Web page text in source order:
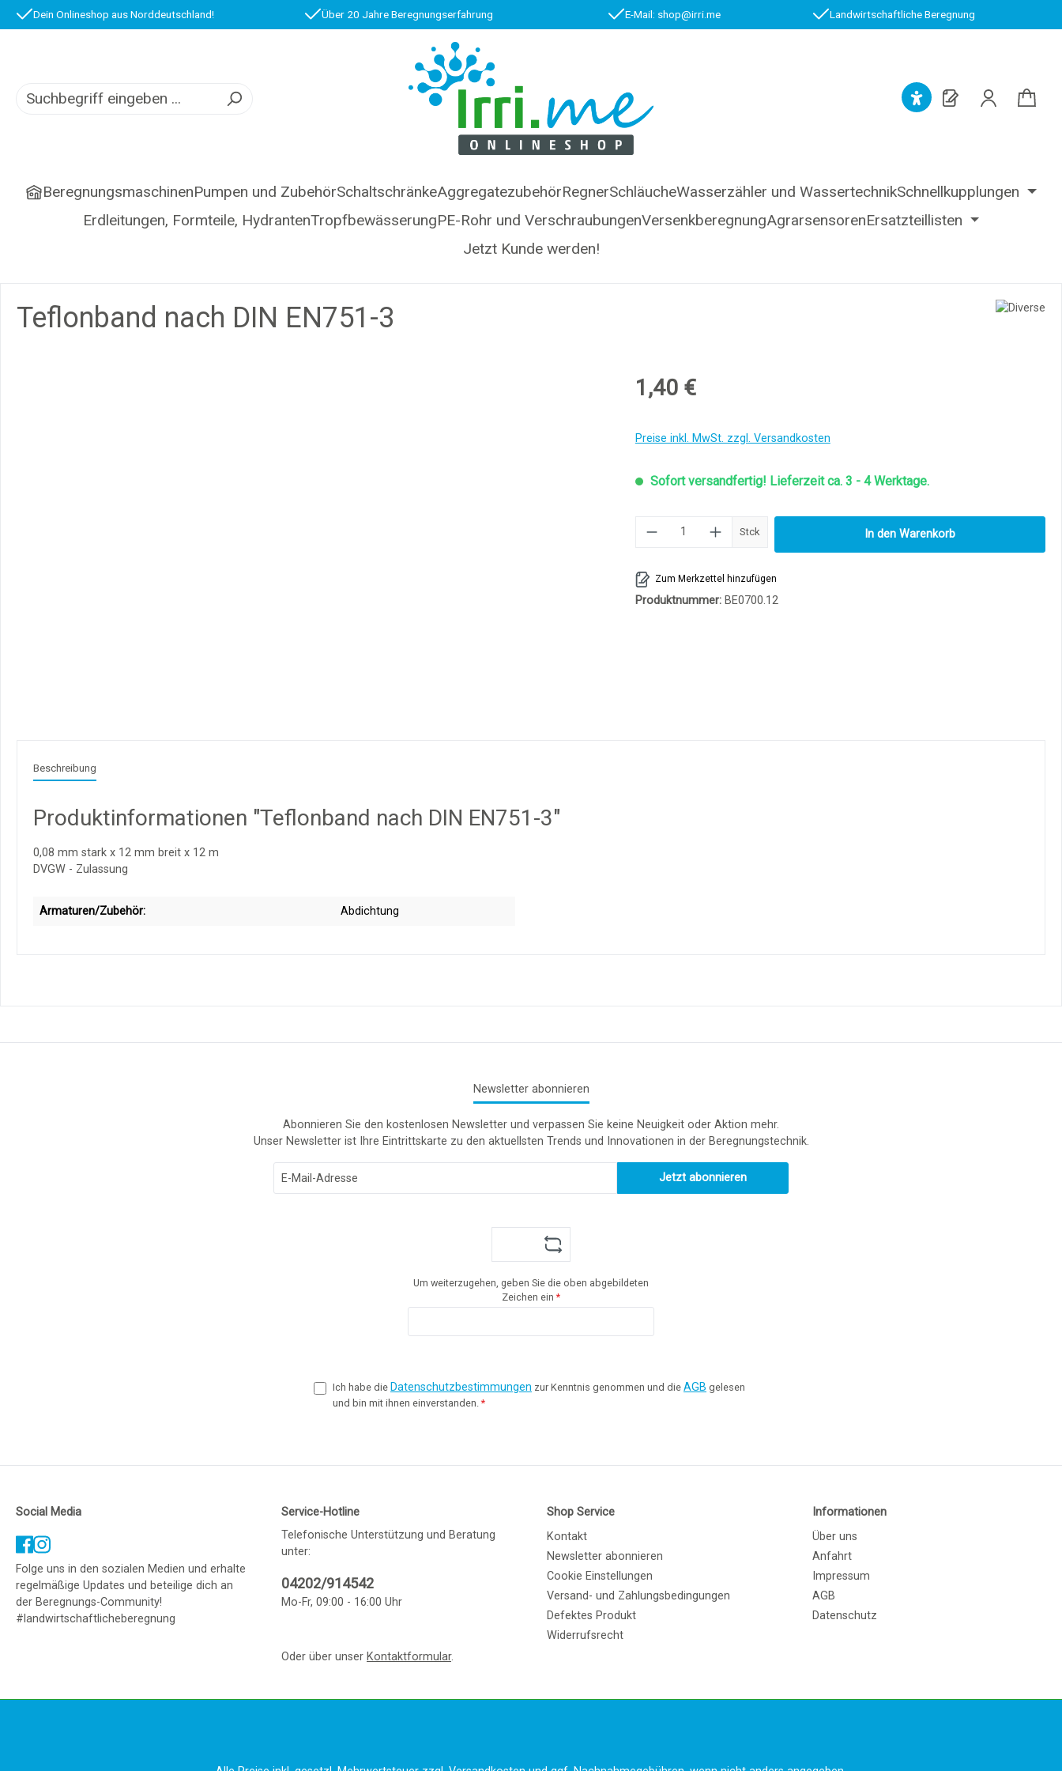
Zur Hauptnavigation springen
Dein Onlineshop aus Norddeutschland! Über 20 Jahre Beregnungserfahrung E-Mail: shop@irri.me Landwirtschaftliche Beregnung
BeregnungsmaschinenPumpen und ZubehörSchaltschränkeAggregatezubehörRegnerSchläucheWasserzähler und WassertechnikSchnellkupplungen
Erdleitungen, Formteile, HydrantenTropfbewässerungPE-Rohr und VerschraubungenVersenkberegnungAgrarsensorenErsatzteillisten
Jetzt Kunde werden!
Teflonband nach DIN EN751-3
1,40 €
Preise inkl. MwSt. zzgl. Versandkosten
Sofort versandfertig! Lieferzeit ca. 3 - 4 Werktage.
Produkt Anzahl: Gib den gewünschten Wert ein
Stck In den Warenkorb
Zum Merkzettel hinzufügen
Produktnummer: BE0700.12
Beschreibung
Produktinformationen "Teflonband nach DIN EN751-3"
0,08 mm stark x 12 mm breit x 12 m
DVGW - Zulassung
Armaturen/Zubehör: Abdichtung
Newsletter abonnieren
Abonnieren Sie den kostenlosen Newsletter und verpassen Sie keine Neuigkeit oder Aktion mehr.
Unser Newsletter ist Ihre Eintrittskarte zu den aktuellsten Trends und Innovationen in der Beregnungstechnik.
Jetzt abonnieren
Um weiterzugehen, geben Sie die oben abgebildeten
Zeichen ein *
Ich habe die Datenschutzbestimmungen zur Kenntnis genommen und die AGB gelesen
und bin mit ihnen einverstanden.*
Service-Hotline
Telefonische Unterstützung und Beratung
unter:
04202/914542
Mo-Fr, 09:00 - 16:00 Uhr
Oder über unser Kontaktformular.
Shop Service
Kontakt
Newsletter abonnieren
Cookie Einstellungen
Versand- und Zahlungsbedingungen
Defektes Produkt
Widerrufsrecht
Informationen
Über uns
Anfahrt
Impressum
AGB
Datenschutz
Social Media
Folge uns in den sozialen Medien und erhalte
regelmäßige Updates und beteilige dich an
der Beregnungs-Community!
#landwirtschaftlicheberegnung